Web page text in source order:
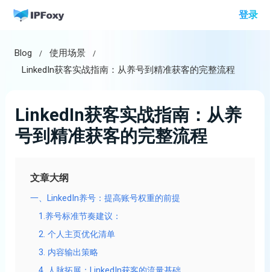
登录
Blog
使用场景
LinkedIn获客实战指南：从养号到精准获客的完整流程
LinkedIn获客实战指南：从养
号到精准获客的完整流程
文章大纲
一、LinkedIn养号：提高账号权重的前提
1.养号标准节奏建议：
2. 个人主页优化清单
3. 内容输出策略